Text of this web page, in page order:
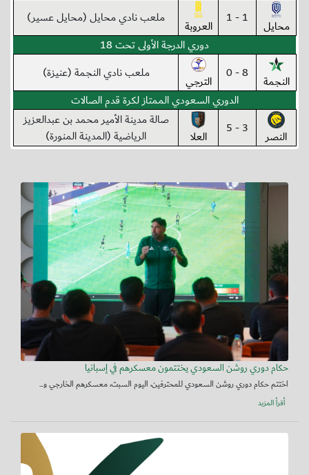
محايل 1 - 1 العروبة
ملعب نادي محايل (محايل عسير)
دوري الدرجة الأولى تحت 18
النجمة 8 - 0 الترجي
ملعب نادي النجمة (عنيزة)
الدوري السعودي الممتاز لكرة قدم الصالات
النصر 3 - 5 العلا
صالة مدينة الأمير محمد بن عبدالعزيز
الرياضية (المدينة المنورة)
حكام دوري روشن السعودي يختتمون معسكرهم في إسبانيا
اختتم حكام دوري روشن السعودي للمحترفين، اليوم السبت، معسكرهم الخارجي و...
أقرأ المزيد